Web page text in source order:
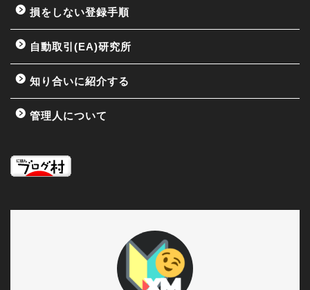
損をしない登録手順
自動取引(EA)研究所
知り合いに紹介する
管理人について